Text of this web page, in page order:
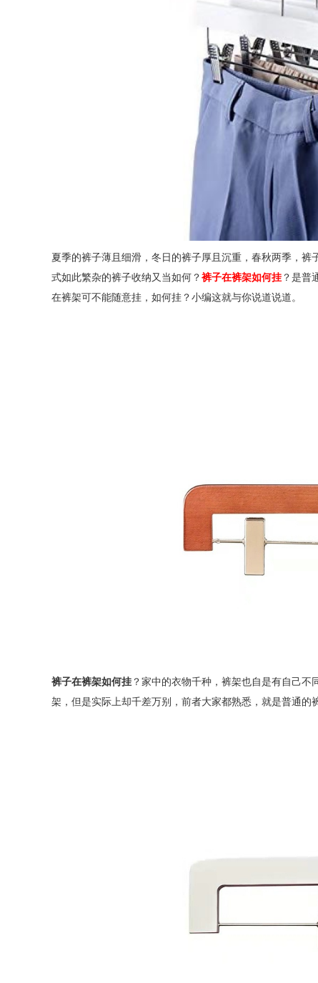
夏季的裤子薄且细滑，冬日的裤子厚且沉重，春秋两季，
式如此繁杂的裤子收纳又当如何？ 裤子在裤架如何挂 ？是普
在裤架可不能随意挂，如何挂？小编这就与你说道说道。
裤子在裤架如何挂 ？家中的衣物千种，裤架也自是有自己
架，但是实际上却千差万别，前者大家都熟悉，就是普通的